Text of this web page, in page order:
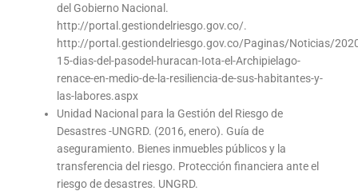
del Gobierno Nacional.
http://portal.gestiondelriesgo.gov.co/.
http://portal.gestiondelriesgo.gov.co/Paginas/Noticias/
15-dias-del-pasodel-huracan-Iota-el-Archipielago-
renace-en-medio-de-la-resiliencia-de-sus-habitantes-y-
las-labores.aspx
Unidad Nacional para la Gestión del Riesgo de
Desastres -UNGRD. (2016, enero). Guía de
aseguramiento. Bienes inmuebles públicos y la
transferencia del riesgo. Protección financiera ante el
riesgo de desastres. UNGRD.